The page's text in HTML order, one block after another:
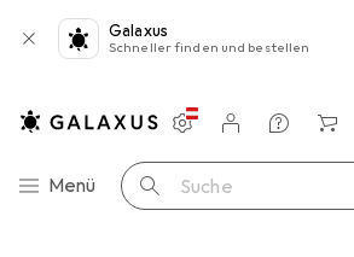
Galaxus
Schneller finden und bestellen
Navigation nach Kategorien
Menü Suche
Einstellungen
Kundenkonto
Vergleichslisten
Merklisten
Warenkorb